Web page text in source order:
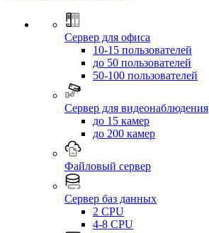
Сервер для офиса
10-15 пользователей
до 50 пользователей
50-100 пользователей
Сервер для видеонаблюдения
до 15 камер
до 200 камер
Файловый сервер
Сервер баз данных
2 CPU
4-8 CPU